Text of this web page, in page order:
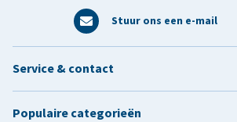
Stuur ons een e-mail
Service & contact
Populaire categorieën